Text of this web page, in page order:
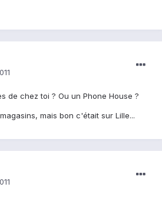
de chez toi ? Ou un Phone House ?
mais bon c'était sur Lille...